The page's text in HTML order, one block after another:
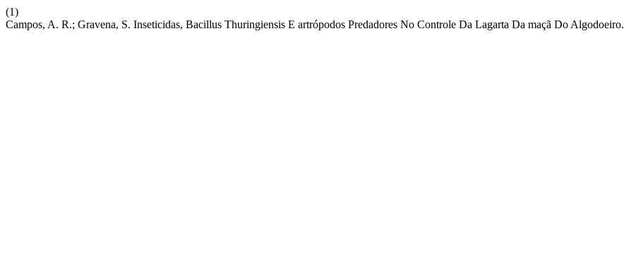
(1)
Campos, A. R.; Gravena, S. Inseticidas, Bacillus Thuringiensis E artrópodos Predadores No Controle Da Lagarta Da maçã Do Algodoeiro.